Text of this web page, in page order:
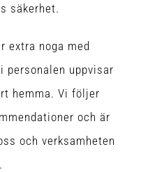
säkerhet.
extra noga med
personalen uppvisar
hemma. Vi följer
och är
och verksamheten